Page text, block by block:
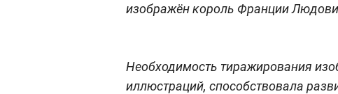
изображён король Франции
Необходимость тиражирования
иллюстраций, способствовала